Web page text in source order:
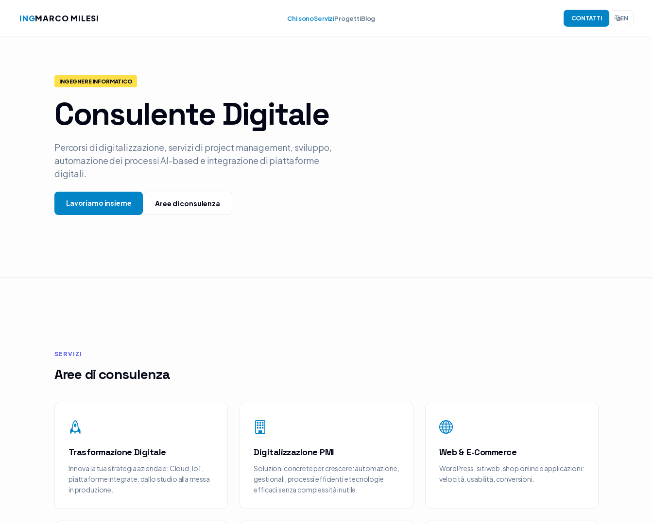
INGMARCO MILESI Chi sonoServiziProgettiBlog CONTATTI EN
INGEGNERE INFORMATICO
Consulente Digitale
Percorsi di digitalizzazione, servizi di project management, sviluppo,
automazione dei processi AI-based e integrazione di piattaforme
digitali.
Lavoriamo insieme Aree di consulenza
SERVIZI
Aree di consulenza
Trasformazione Digitale
Innova la tua strategia aziendale: Cloud, IoT,
piattaforme integrate: dallo studio alla messa
in produzione.
Digitalizzazione PMI
Soluzioni concrete per crescere: automazione,
gestionali, processi efficienti e tecnologie
efficaci senza complessità inutile.
Web & E-Commerce
WordPress, siti web, shop online e applicazioni:
velocità, usabilità, conversioni.